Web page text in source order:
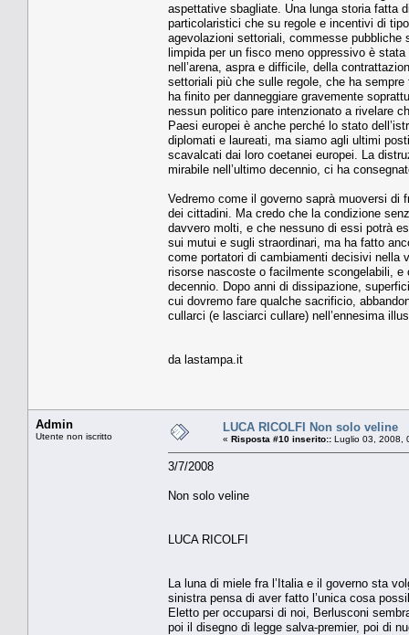
aspettative sbagliate. Una lunga storia fatta
particolaristici che su regole e incentivi di
agevolazioni settoriali, commesse
limpida per un fisco meno oppressivo è
nell’arena, aspra e difficile, della
settoriali più che sulle regole, che ha
ha finito per danneggiare gravemente
nessun politico pare intenzionato a rivelare
Paesi europei è anche perché lo stato
diplomati e laureati, ma siamo agli ultimi
scavalcati dai loro coetanei europei. La
mirabile nell’ultimo decennio, ci ha
Vedremo come il governo saprà muoversi di
dei cittadini. Ma credo che la condizione
davvero molti, e che nessuno di essi potrà
sui mutui e sugli straordinari, ma ha fatto
come portatori di cambiamenti decisivi nella
risorse nascoste o facilmente scongelabili,
decennio. Dopo anni di dissipazione,
cui dovremo fare qualche sacrificio,
cullarci (e lasciarci cullare) nell’ennesima
da lastampa.it
Admin
Utente non iscritto
LUCA RICOLFI Non solo veline
« Risposta #10 inserito:: Luglio 03, 2008,
3/7/2008
Non solo veline
LUCA RICOLFI
La luna di miele fra l’Italia e il governo sta
sinistra pensa di aver fatto l’unica cosa
Eletto per occuparsi di noi, Berlusconi
poi il disegno di legge salva-premier, poi di